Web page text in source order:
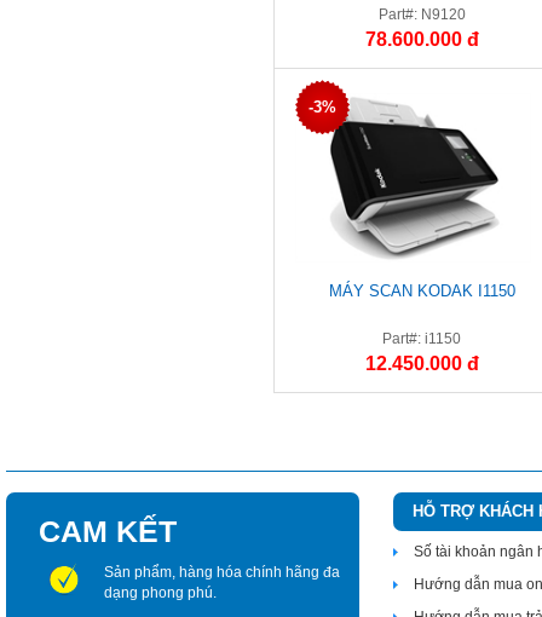
FLATBED SCANNER (L2683B)
Part#: N9120
78.600.000 đ
-3%
MÁY SCAN KODAK I1150
Part#: i1150
12.450.000 đ
CAM KẾT
Sản phẩm, hàng hóa chính hãng đa
dạng phong phú.
HỖ TRỢ KHÁCH
Số tài khoản ngân
Hướng dẫn mua